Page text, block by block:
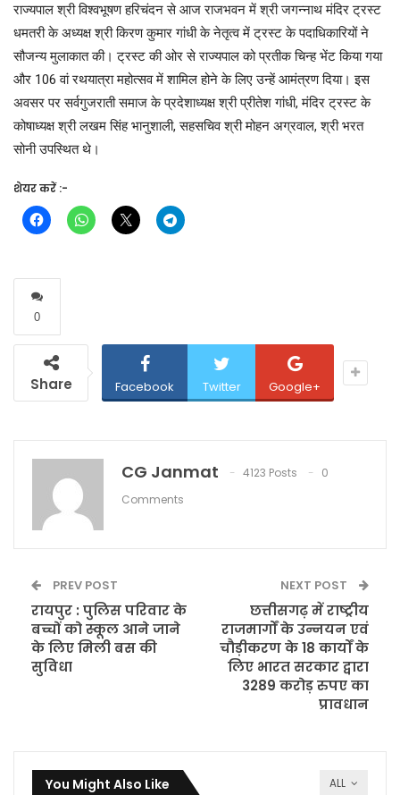
राज्यपाल श्री विश्वभूषण हरिचंदन से आज राजभवन में श्री जगन्नाथ मंदिर ट्रस्ट
धमतरी के अध्यक्ष श्री किरण कुमार गांधी के नेतृत्व में ट्रस्ट के पदाधिकारियों ने
सौजन्य मुलाकात की। ट्रस्ट की ओर से राज्यपाल को प्रतीक चिन्ह भेंट किया गया
और 106 वां रथयात्रा महोत्सव में शामिल होने के लिए उन्हें आमंत्रण दिया। इस
अवसर पर सर्वगुजराती समाज के प्रदेशाध्यक्ष श्री प्रीतेश गांधी, मंदिर ट्रस्ट के
कोषाध्यक्ष श्री लखम सिंह भानुशाली, सहसचिव श्री मोहन अग्रवाल, श्री भरत
सोनी उपस्थित थे।
शेयर करें :-
0
Share Facebook Twitter Google+
CG Janmat 4123 Posts
0
Comments
PREV POST
रायपुर : पुलिस परिवार के
बच्चों को स्कूल आने जाने
के लिए मिली बस की
सुविधा
NEXT POST
छत्तीसगढ़ में राष्ट्रीय
राजमार्गों के उन्नयन एवं
चौड़ीकरण के 18 कार्यों के
लिए भारत सरकार द्वारा
3289 करोड़ रुपए का
प्रावधान
ALL
You Might Also Like